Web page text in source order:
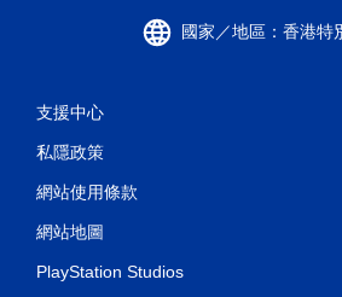
國家／地區：香港特
支援中心
私隱政策
網站使用條款
網站地圖
PlayStation Studios